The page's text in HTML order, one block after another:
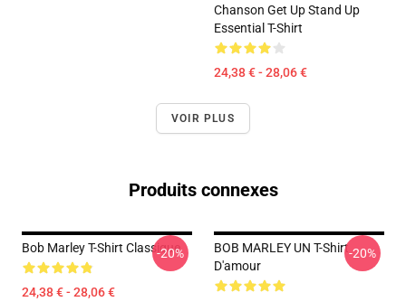
Chanson Get Up Stand Up
Essential T-Shirt
24,38 € - 28,06 €
VOIR PLUS
Produits connexes
Bob Marley T-Shirt Classique
24,38 € - 28,06 €
-20%
BOB MARLEY UN T-Shirt
D'amour
-20%